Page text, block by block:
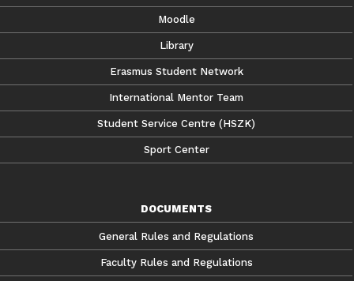
Moodle
Library
Erasmus Student Network
International Mentor Team
Student Service Centre (HSZK)
Sport Center
DOCUMENTS
General Rules and Regulations
Faculty Rules and Regulations